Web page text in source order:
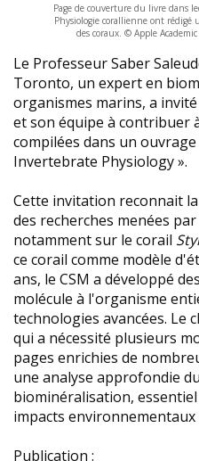
Page de couverture du livre dans
Physiologie corallienne ont
des coraux. © Apple
Le Professeur Saber
Toronto, un expert en
organismes marins, a
et son équipe à contribuer
compilées dans un
Invertebrate Physiology ».
Cette invitation reconnait
des recherches menées
notamment sur le corail
ce corail comme modèle
ans, le CSM a développé
molécule à l'organisme
technologies avancées. Le
qui a nécessité plusieurs
pages enrichies de
une analyse approfondie
biominéralisation,
impacts
Publication :